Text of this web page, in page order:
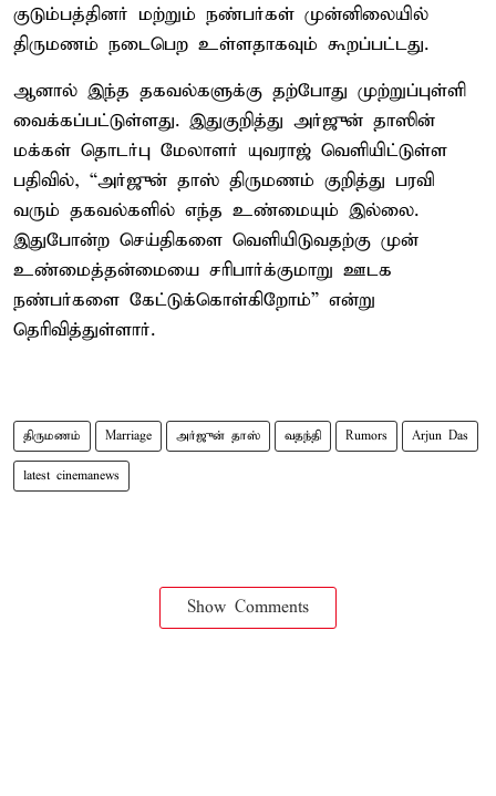
குடும்பத்தினர் மற்றும் நண்பர்கள் முன்னிலையில்
திருமணம் நடைபெற உள்ளதாகவும் கூறப்பட்டது.
ஆனால் இந்த தகவல்களுக்கு தற்போது முற்றுப்புள்ளி
வைக்கப்பட்டுள்ளது. இதுகுறித்து அர்ஜுன் தாஸின்
மக்கள் தொடர்பு மேலாளர் யுவராஜ் வெளியிட்டுள்ள
பதிவில், “அர்ஜுன் தாஸ் திருமணம் குறித்து பரவி
வரும் தகவல்களில் எந்த உண்மையும் இல்லை.
இதுபோன்ற செய்திகளை வெளியிடுவதற்கு முன்
உண்மைத்தன்மையை சரிபார்க்குமாறு ஊடக
நண்பர்களை கேட்டுக்கொள்கிறோம்” என்று
தெரிவித்துள்ளார்.
திருமணம் Marriage அர்ஜுன் தாஸ் வதந்தி Rumors Arjun Das
latest cinemanews
Show Comments